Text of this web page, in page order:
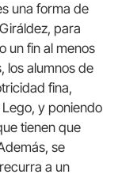
una forma de
para
un fin al menos
los alumnos de
fina,
y poniendo
tienen que
se
a un